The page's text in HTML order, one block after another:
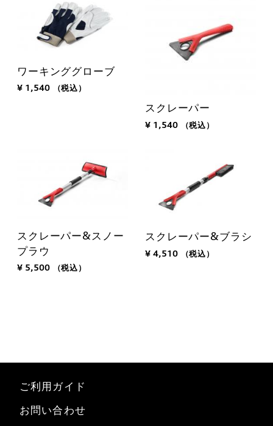
ワーキンググローブ
¥ 1,540 （税込）
スクレーパー
¥ 1,540 （税込）
スクレーパー&スノー
プラウ
¥ 5,500 （税込）
スクレーパー&ブラシ
¥ 4,510 （税込）
ご利用ガイド
お問い合わせ